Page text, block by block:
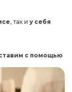
, так и у себя
с помощью